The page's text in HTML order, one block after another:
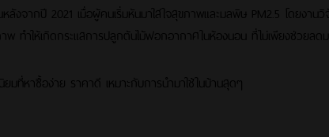
งจากปี 2021 เมื่อผู้คนเริ่มหันมาใส่ใจสุขภาพและมลพิษ PM2.5 โดยงา
พ ทำให้เกิดกระแสการปลูกต้นไม้ฟอกอากาศในห้องนอน ที่ไม่เพียงช่วย
ที่หาซื้อง่าย ราคาดี เหมาะกับการนำมาใช้ในบ้านสุดๆ